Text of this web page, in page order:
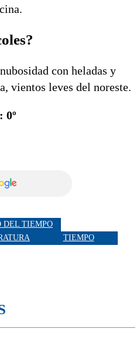
con heladas y
vientos leves del noreste.
0º
DEL TIEMPO
TIEMPO